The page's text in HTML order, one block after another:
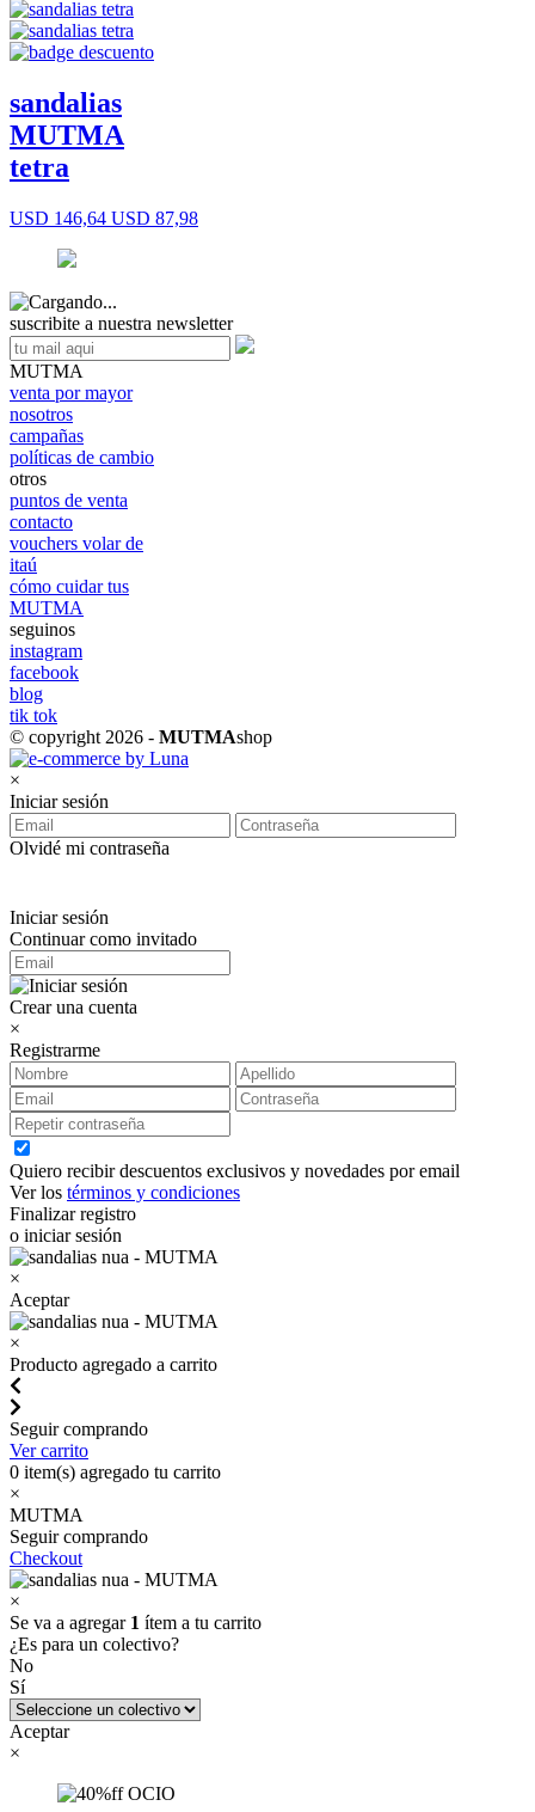
sandalias
MUTMA
tetra
USD 146,64 USD 87,98
suscribite a nuestra newsletter
MUTMA
venta por mayor
nosotros
campañas
políticas de cambio
otros
puntos de venta
contacto
vouchers volar de
itaú
cómo cuidar tus
MUTMA
seguinos
instagram
facebook
blog
tik tok
© copyright 2026 - MUTMAshop
×
Iniciar sesión
Olvidé mi contraseña
Iniciar sesión
Continuar como invitado
Crear una cuenta
×
Registrarme
Quiero recibir descuentos exclusivos y novedades por email
Ver los términos y condiciones
Finalizar registro
o iniciar sesión
×
Aceptar
×
Producto agregado a carrito
Seguir comprando
Ver carrito
0 item(s) agregado tu carrito
×
MUTMA
Seguir comprando
Checkout
×
Se va a agregar 1 ítem a tu carrito
¿Es para un colectivo?
No
Sí
Aceptar
×